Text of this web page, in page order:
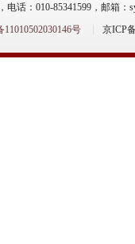
话：010-85341599，邮箱：
号
京ICP